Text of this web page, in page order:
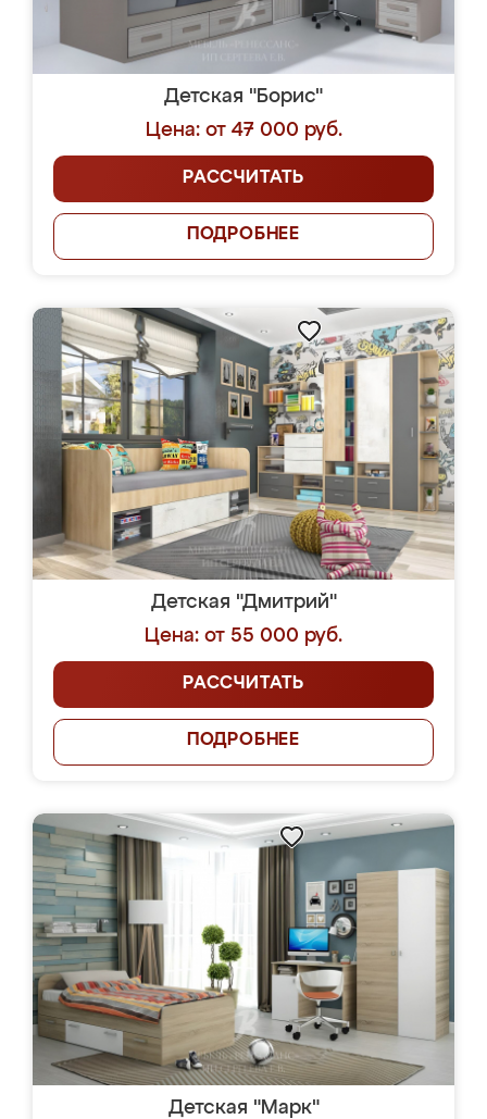
Детская "Борис"
Цена: от 47 000 руб.
РАССЧИТАТЬ
ПОДРОБНЕЕ
Детская "Дмитрий"
Цена: от 55 000 руб.
РАССЧИТАТЬ
ПОДРОБНЕЕ
Детская "Марк"